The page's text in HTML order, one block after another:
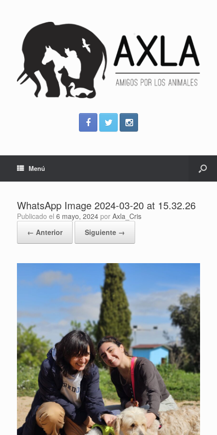
Menú
WhatsApp Image 2024-03-20 at 15.32.26
Publicado el 6 mayo, 2024 por Axla_Cris
← Anterior
Siguiente →